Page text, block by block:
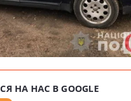
НА НАС В GOOGLE